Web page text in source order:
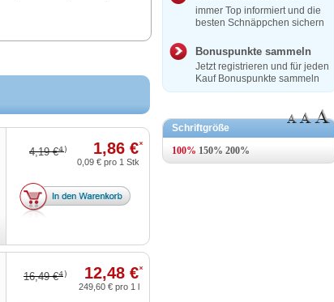
4,19 €4) 1,86 €*
0,09 € pro 1 Stk
16,49 €4) 12,48 €*
249,60 € pro 1 l
immer Top informiert und die
besten Schnäppchen sichern
Bonuspunkte sammeln
Jetzt registrieren und für jeden
Kauf Bonuspunkte sammeln
Schriftgröße